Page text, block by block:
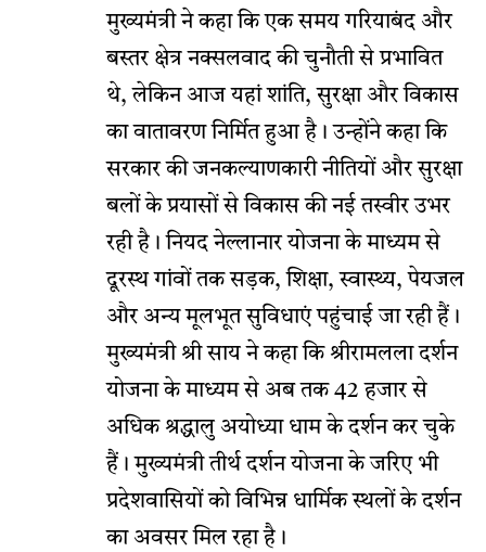
मुख्यमंत्री ने कहा कि एक समय गरियाबंद और
बस्तर क्षेत्र नक्सलवाद की चुनौती से प्रभावित
थे, लेकिन आज यहां शांति, सुरक्षा और विकास
का वातावरण निर्मित हुआ है। उन्होंने कहा कि
सरकार की जनकल्याणकारी नीतियों और सुरक्षा
बलों के प्रयासों से विकास की नई तस्वीर उभर
रही है। नियद नेल्लानार योजना के माध्यम से
दूरस्थ गांवों तक सड़क, शिक्षा, स्वास्थ्य, पेयजल
और अन्य मूलभूत सुविधाएं पहुंचाई जा रही हैं।
मुख्यमंत्री श्री साय ने कहा कि श्रीरामलला दर्शन
योजना के माध्यम से अब तक 42 हजार से
अधिक श्रद्धालु अयोध्या धाम के दर्शन कर चुके
हैं। मुख्यमंत्री तीर्थ दर्शन योजना के जरिए भी
प्रदेशवासियों को विभिन्न धार्मिक स्थलों के दर्शन
का अवसर मिल रहा है।